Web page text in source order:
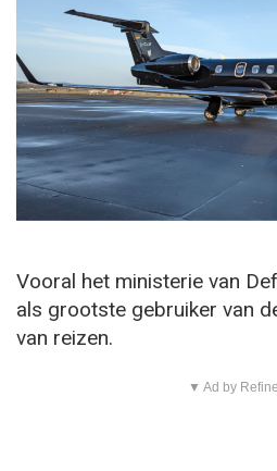
Vooral het ministerie van
als grootste gebruiker van
van reizen.
▼ Ad by